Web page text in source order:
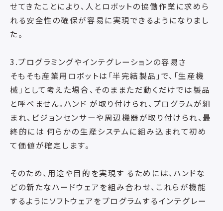
せてきたことにより、人とロボットの協働作業に求めら
れる安全性の確保が容易に実現できるようになりまし
た。
3.プログラミングやインテグレーションの容易さ
そもそも産業用ロボットは「半完結製品」で、「生産機
械」として考えた場合、そのままただ動くだけでは製品
と呼べません。ハンド が取り付けられ、プログラムが組
まれ、ビジョンセンサーや周辺機器が取り付けられ、最
終的には 何らかの生産システムに組み込まれて初め
て価値が確定します。
そのため、用途や目的を実現す るためには、ハンドな
どの新たなハードウェアを組み合わせ、これらが機能
するようにソフトウェアをプログラムするインテグレー